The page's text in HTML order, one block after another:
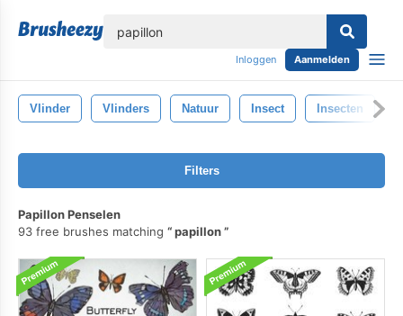
Inloggen Aanmelden
Vlinder Vlinders Natuur Insect Insecten
Filters
Papillon Penselen
93 free brushes matching
papillon